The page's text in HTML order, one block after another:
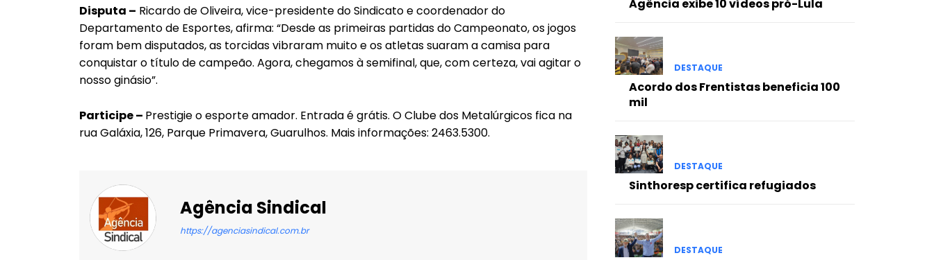
Disputa – Ricardo de Oliveira, vice-presidente do Sindicato e coordenador do
Departamento de Esportes, afirma: “Desde as primeiras partidas do Campeonato, os jogos
foram bem disputados, as torcidas vibraram muito e os atletas suaram a camisa para
conquistar o título de campeão. Agora, chegamos à semifinal, que, com certeza, vai agitar o
nosso ginásio”.
Participe – Prestigie o esporte amador. Entrada é grátis. O Clube dos Metalúrgicos fica na
rua Galáxia, 126, Parque Primavera, Guarulhos. Mais informações: 2463.5300.
Agência Sindical
https://agenciasindical.com.br
Agência exibe 10 vídeos pró-Lula
DESTAQUE
Acordo dos Frentistas beneficia 100
mil
DESTAQUE
Sinthoresp certifica refugiados
DESTAQUE